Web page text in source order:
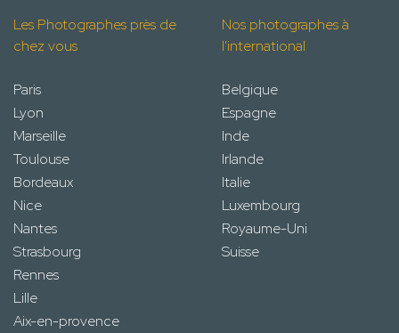
Les Photographes près de
chez vous
Paris
Lyon
Marseille
Toulouse
Bordeaux
Nice
Nantes
Strasbourg
Rennes
Lille
Aix-en-provence
Nos photographes à
l'international
Belgique
Espagne
Inde
Irlande
Italie
Luxembourg
Royaume-Uni
Suisse